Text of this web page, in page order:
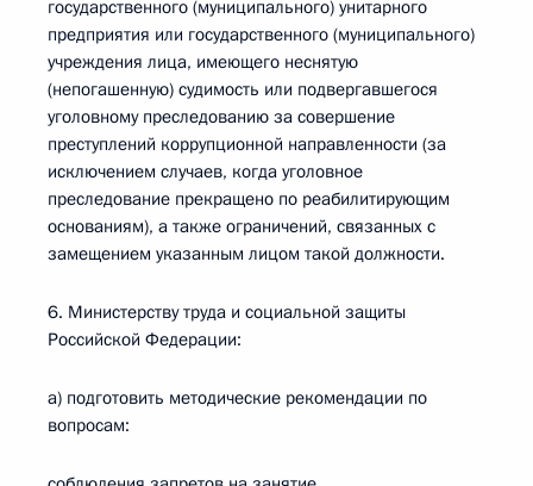
государственного (муниципального) унитарного
предприятия или государственного (муниципального)
учреждения лица, имеющего неснятую
(непогашенную) судимость или подвергавшегося
уголовному преследованию за совершение
преступлений коррупционной направленности (за
исключением случаев, когда уголовное
преследование прекращено по реабилитирующим
основаниям), а также ограничений, связанных с
замещением указанным лицом такой должности.
6. Министерству труда и социальной защиты
Российской Федерации:
а) подготовить методические рекомендации по
вопросам: